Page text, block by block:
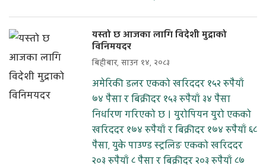
यस्तो छ आजका लागि विदेशी मुद्राको
विनिमयदर
बिहीबार, साउन १४, २०८३
अमेरिकी डलर एकको खरिददर १५२ रुपैयाँ
७४ पैसा र बिक्रीदर १५३ रुपैयाँ ३४ पैसा
निर्धारण गरिएको छ । युरोपियन युरो एकको
खरिददर १७४ रुपैयाँ र बिक्रीदर १७४ रुपैयाँ ६८
पैसा, युके पाउण्ड स्ट्रलिङ एकको खरिददर
२०३ रुपैयाँ ८ पैसा र बिक्रीदर २०३ रुपैयाँ ८७